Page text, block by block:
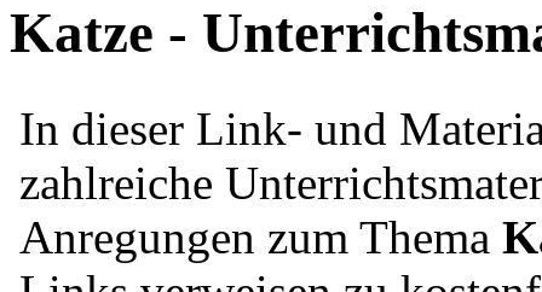
Katze -
In dieser Link- und
zahlreiche
Anregungen zum Thema